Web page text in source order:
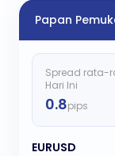
Papan
Spread rata-
Hari Ini
0.8pips
EURUSD